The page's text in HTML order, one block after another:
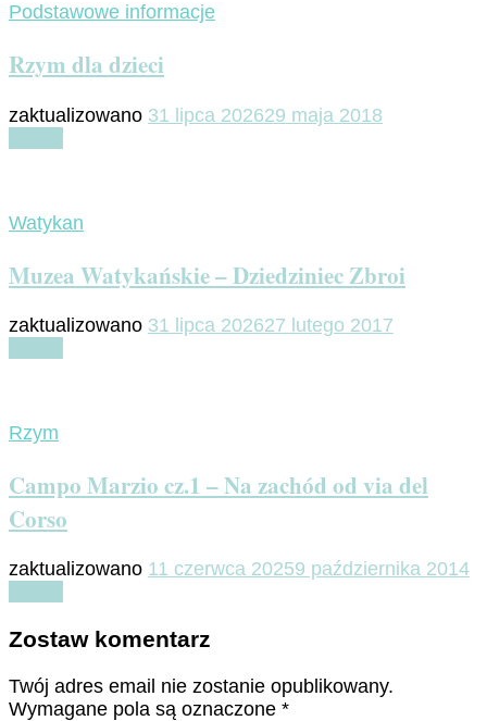
Podstawowe informacje
Rzym dla dzieci
zaktualizowano 31 lipca 202629 maja 2018
Watykan
Muzea Watykańskie – Dziedziniec Zbroi
zaktualizowano 31 lipca 202627 lutego 2017
Rzym
Campo Marzio cz.1 – Na zachód od via del
Corso
zaktualizowano 11 czerwca 20259 października 2014
Zostaw komentarz
Twój adres email nie zostanie opublikowany.
Wymagane pola są oznaczone *